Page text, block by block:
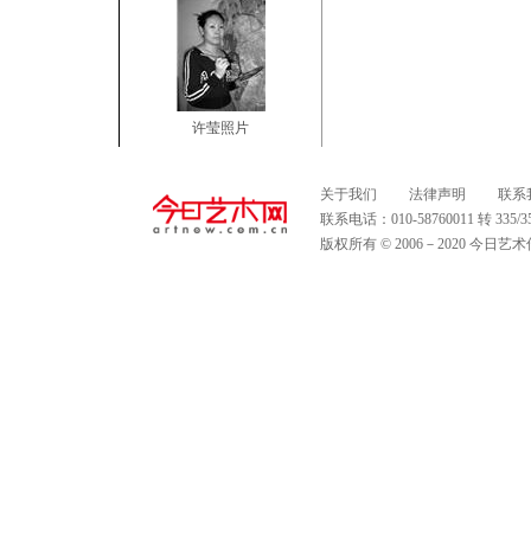
许莹照片
关于我们 法律声明
联系
联系电话：010-58760011 转
版权所有 © 2006－2020 今日艺